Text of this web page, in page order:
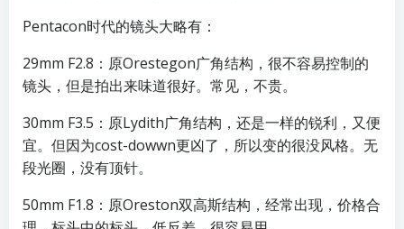
Pentacon时代的镜头大略有：
29mm F2.8：原Orestegon广角结构，很不容易控制的
镜头，但是拍出来味道很好。常见，不贵。
30mm F3.5：原Lydith广角结构，还是一样的锐利，又便
宜。但因为cost-dowwn更凶了，所以变的很没风格。无
段光圈，没有顶针。
50mm F1.8：原Oreston双高斯结构，经常出现，价格合